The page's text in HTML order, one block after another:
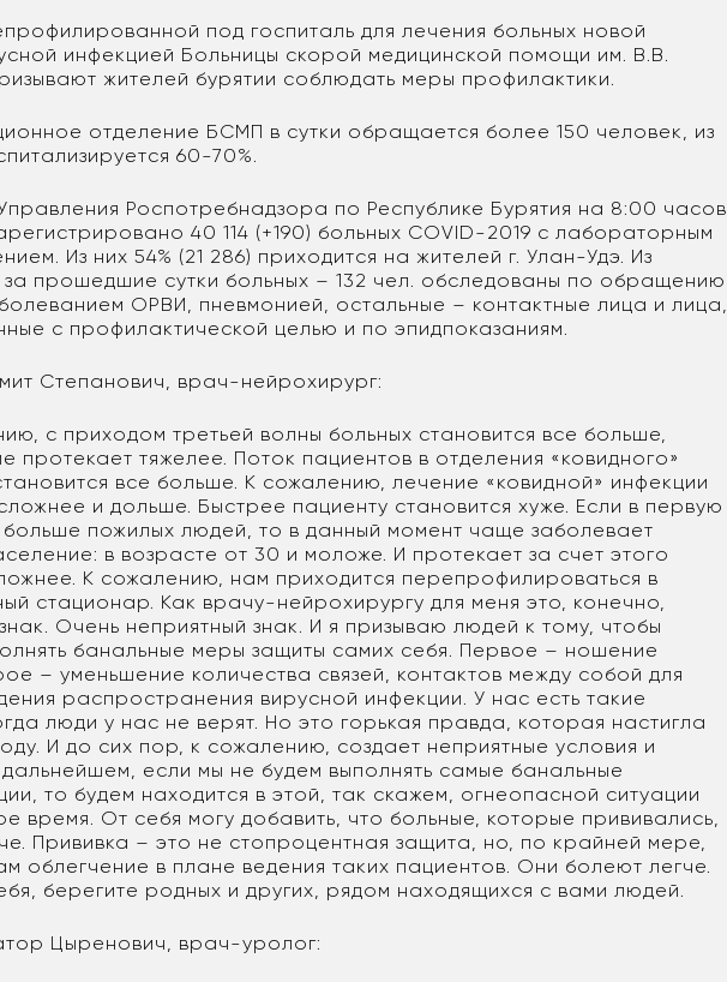
под госпиталь для лечения больных новой
инфекцией Больницы скорой медицинской помощи им. В.В.
жителей бурятии соблюдать меры профилактики.
отделение БСМП в сутки обращается более 150 человек, из
60-70%.
Роспотребнадзора по Республике Бурятия на 8:00 часов
40 114 (+190) больных COVID-2019 с лабораторным
Из них 54% (21 286) приходится на жителей г. Улан-Удэ. Из
за прошедшие сутки больных – 132 чел. обследованы по обращению
ОРВИ, пневмонией, остальные – контактные лица и лица,
с профилактической целью и по эпидпоказаниям.
Степанович, врач-нейрохирург:
с приходом третьей волны больных становится все больше,
протекает тяжелее. Поток пациентов в отделения «ковидного»
все больше. К сожалению, лечение «ковидной» инфекции
и дольше. Быстрее пациенту становится хуже. Если в первую
больше пожилых людей, то в данный момент чаще заболевает
в возрасте от 30 и моложе. И протекает за счет этого
К сожалению, нам приходится перепрофилироваться в
стационар. Как врачу-нейрохирургу для меня это, конечно,
Очень неприятный знак. И я призываю людей к тому, чтобы
банальные меры защиты самих себя. Первое – ношение
– уменьшение количества связей, контактов между собой для
распространения вирусной инфекции. У нас есть такие
люди у нас не верят. Но это горькая правда, которая настигла
И до сих пор, к сожалению, создает неприятные условия и
если мы не будем выполнять самые банальные
то будем находится в этой, так скажем, огнеопасной ситуации
время. От себя могу добавить, что больные, которые прививались,
Прививка – это не стопроцентная защита, но, по крайней мере,
облегчение в плане ведения таких пациентов. Они болеют легче.
берегите родных и других, рядом находящихся с вами людей.
Цыренович, врач-уролог: